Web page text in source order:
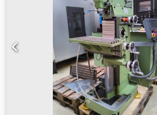
rotation : 40 – 2 000 tr/min >> Avance à
sur 2 axes >> Avance rapide sur 2 axes >>
moteur : 1,5 / 1,9 kW >> Frein de broche >>
300 / 160 / 340 mm >> Tête de fraisage
déplaçable de 100 mm sur le support de
Mandrin vertical et mandrin horizontal :
de serrage : S20x2 >> Poids : environ 800
équipements : >> Affichage numérique à 3
Heidenhain >> Système de
d’utilisation, schéma des pièces de